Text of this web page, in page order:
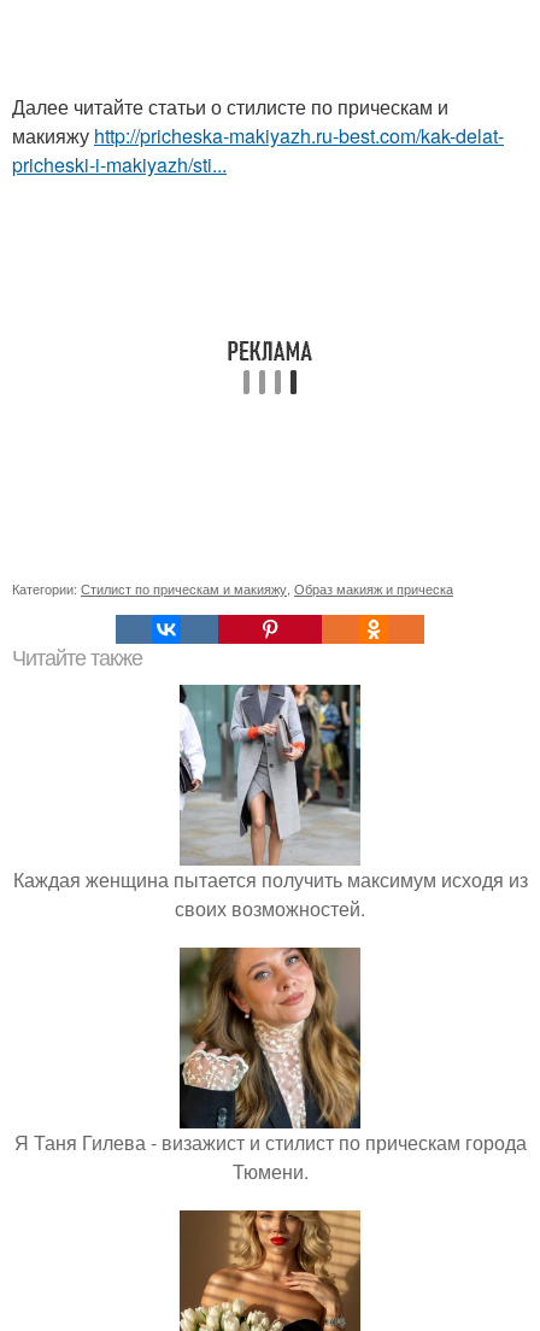
Далее читайте статьи о стилисте по прическам и
макияжу http://pricheska-makiyazh.ru-best.com/kak-delat-
pricheski-i-makiyazh/sti...
Категории: Стилист по прическам и макияжу Образ макияж и прическа
Читайте также
Каждая женщина пытается получить максимум исходя из
своих возможностей.
Я Таня Гилева - визажист и стилист по прическам города
Тюмени.